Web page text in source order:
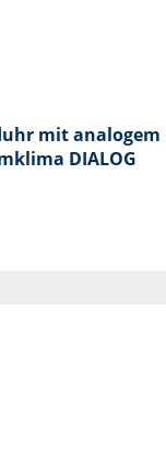
mit analogem
DIALOG